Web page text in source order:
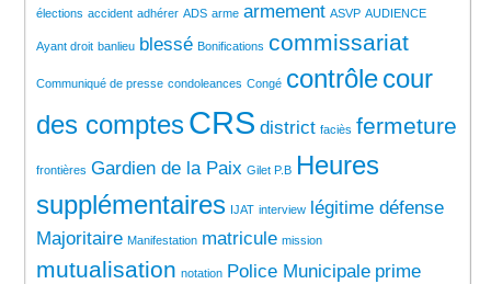
élections accident adhérer ADS arme armement ASVP AUDIENCE
Ayant droit banlieu blessé Bonifications commissariat
Communiqué de presse condoleances Congé contrôlecour
des comptesCRS district faciès fermeture
frontières Gardien de la Paix Gilet P.B Heures
supplémentaires IJAT interview
légitime défense
Majoritaire Manifestation matricule mission
mutualisation notation Police Municipale prime